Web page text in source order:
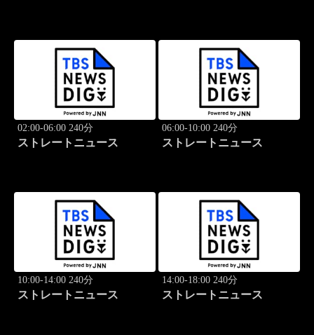
02:00-06:00 240分
ストレートニュース
06:00-10:00 240分
ストレートニュース
10:00-14:00 240分
ストレートニュース
14:00-18:00 240分
ストレートニュース